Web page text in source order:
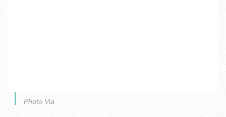
Photo Via